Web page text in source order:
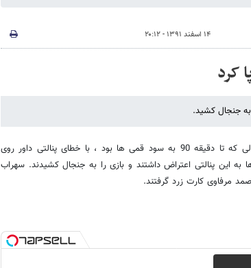
۱۴ اسفند ۱۳۹۱ - ۲۰:۱۲
کرد
به گزارش خبرآنلاین ؛ بازی استقلال و صبا درحالی که تا دقیقه 90 به سود قمی ها بود ، با خطای پنالتی داور روی
این پنالتی اعتراض داشتند و بازی را به جنجال کشیدند. سهراب
مرفاوی کارت زرد گرفتند.